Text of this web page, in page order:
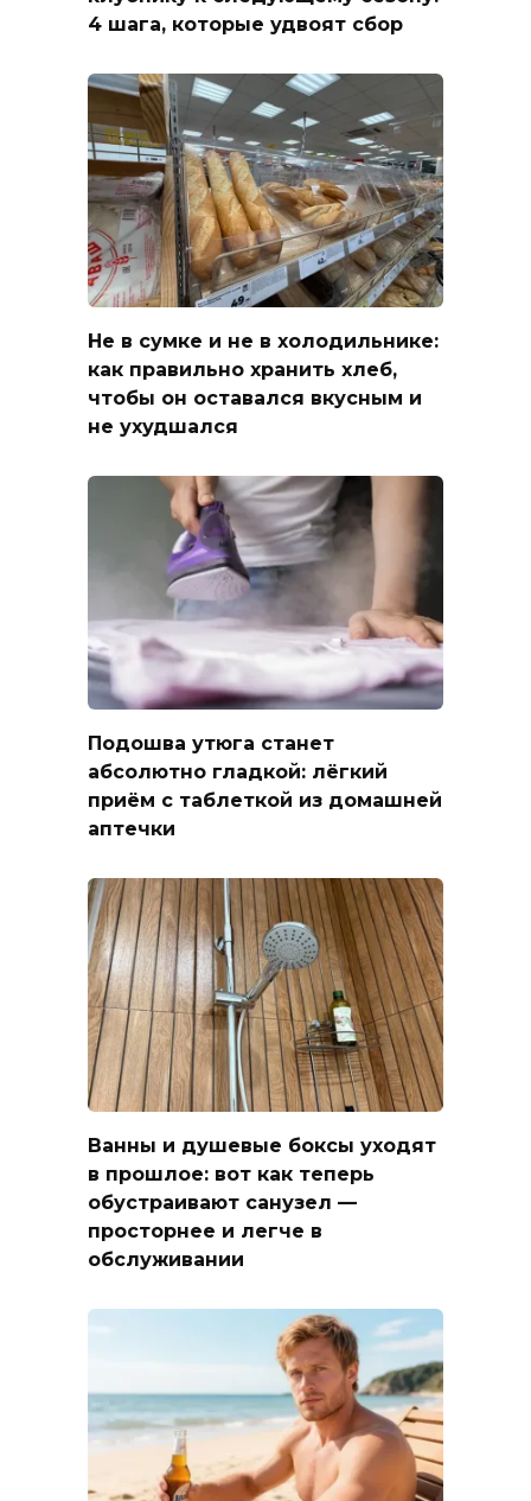
4 шага, которые удвоят сбор
Не в сумке и не в холодильнике:
как правильно хранить хлеб,
чтобы он оставался вкусным и
не ухудшался
Подошва утюга станет
абсолютно гладкой: лёгкий
приём с таблеткой из домашней
аптечки
Ванны и душевые боксы уходят
в прошлое: вот как теперь
обустраивают санузел —
просторнее и легче в
обслуживании